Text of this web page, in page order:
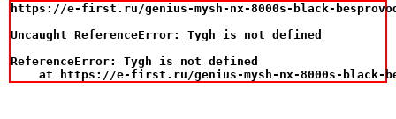
https://e-first.ru/genius-mysh-nx-8000s-black-
Uncaught ReferenceError: Tygh is not defined
ReferenceError: Tygh is not defined
at https://e-first.ru/genius-mysh-nx-8000s-